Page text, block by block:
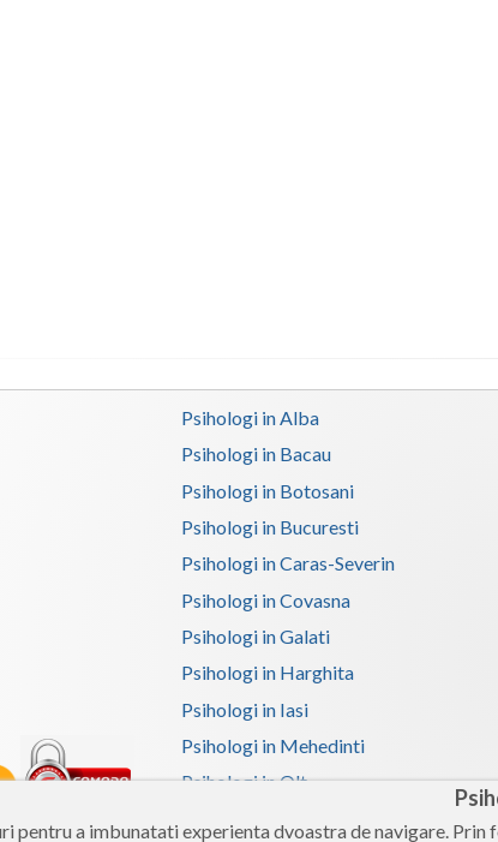
pentru a imbunatati experienta dvoastra de navigare.
SRL
Psihologi in Alba
Psihologi in Bacau
Psihologi in Botosani
Psihologi in Bucuresti
Psihologi in Caras-Severin
Psihologi in Covasna
Psihologi in Galati
Psihologi in Harghita
Psihologi in Iasi
Psihologi in Mehedinti
Psihologi in Olt